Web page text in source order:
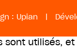
: Upian |
utilisés,